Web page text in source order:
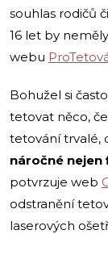
souhlas rodičů
16 let by
webu
Bohužel si
tetovat něco,
tetování trvalé,
náročné nejen
potvrzuje web
odstranění
laserových